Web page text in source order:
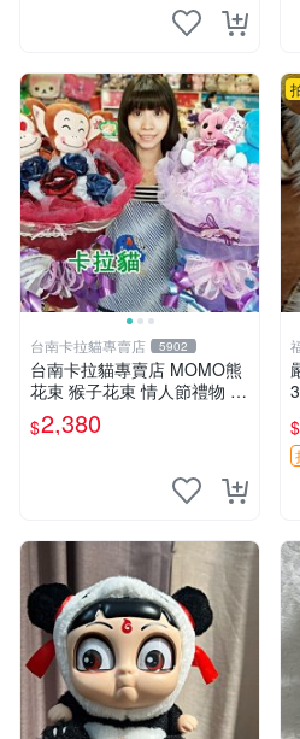
台南卡拉貓專賣店 5902
台南卡拉貓專賣店 MOMO熊
花束 猴子花束 情人節禮物 二
選一 可繡字 可今天寄明天到
$2,380 $